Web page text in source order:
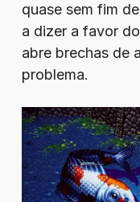
quase sem fim
a dizer a favor
abre brechas de
problema.